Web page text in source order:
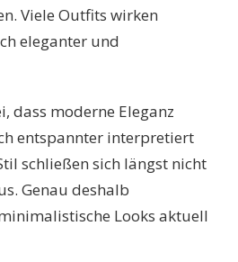
Viele Outfits wirken
eleganter und
dass moderne Eleganz
entspannter interpretiert
schließen sich längst nicht
Genau deshalb
Looks aktuell